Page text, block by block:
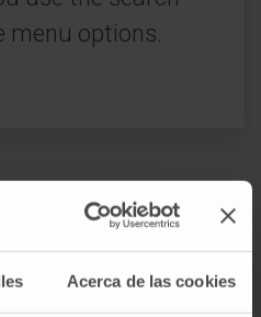
Acerca de las cookies
menu options.